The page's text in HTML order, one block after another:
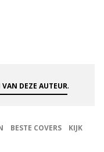
VAN DEZE AUTEUR.
BESTE COVERS
KIJK